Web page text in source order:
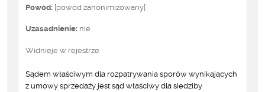
Powód: [powód zanonimizowany]
Uzasadnienie: nie
Widnieje w rejestrze
Sądem właściwym dla rozpatrywania sporów wynikających
z umowy sprzedaży jest sąd właściwy dla siedziby